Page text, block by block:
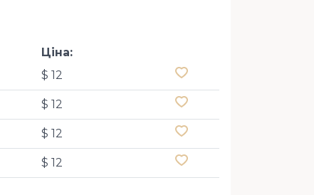
Ціна:
$ 12
$ 12
$ 12
$ 12